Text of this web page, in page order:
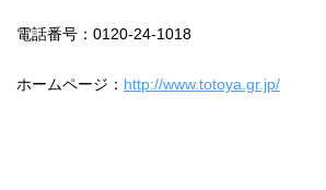
電話番号：0120-24-1018
ホームページ： http://www.totoya.gr.jp/